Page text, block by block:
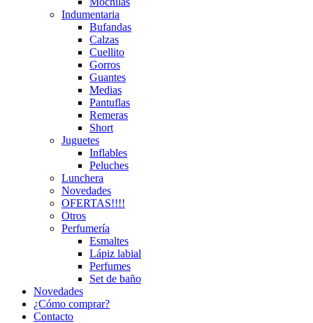
Indumentaria
Bufandas
Calzas
Cuellito
Gorros
Guantes
Medias
Pantuflas
Remeras
Short
Juguetes
Inflables
Peluches
Lunchera
Novedades
OFERTAS!!!!
Otros
Perfumería
Esmaltes
Lápiz labial
Perfumes
Set de baño
Novedades
¿Cómo comprar?
Contacto